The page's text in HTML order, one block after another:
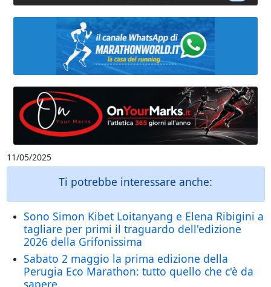
11/05/2025
Ti potrebbe interessare anche:
Sono Simon Kibet Loitanyang e Elena Ribigini a
tagliare per primi il traguardo dell'edizione
2026 della Grifonissima
Sabato 2 maggio la prima edizione della
Perugia Eco Marathon: tutto quello che c'è da